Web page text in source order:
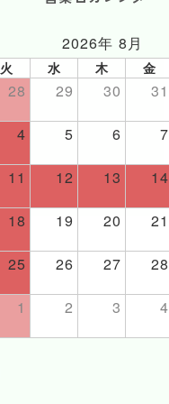
2026年 8月
火 水 木 金
28 29 30 31
4 5 6 7
11 12 13 14
18 19 20 21
25 26 27 28
1 2 3 4